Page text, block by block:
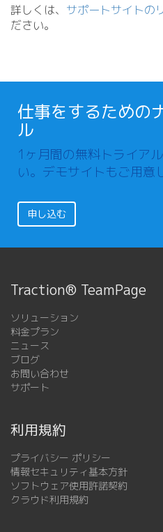
詳しくは、 サポートサイトの
ださい。
仕事をするための
ル
1ヶ月間の無料トライア
い。デモサイトもご用意
申し込む
Traction® TeamPage
ソリューション
料金プラン
ニュース
ブログ
お問い合わせ
サポート
利用規約
プライバシー ポリシー
情報セキュリティ基本方針
ソフトウェア使用許諾契約
クラウド利用規約